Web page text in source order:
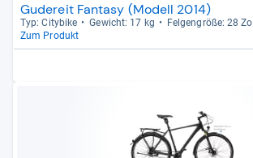
Gudereit Fantasy (Modell 2014)
Typ: City­bike Gewicht: 17 kg
Fel­gen­größe: 28 Zoll
Zum Produkt